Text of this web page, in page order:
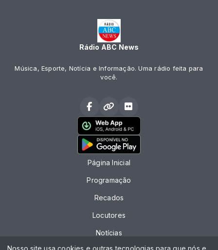
Rádio ABC News
Música, Esporte, Notícia e Informação. Uma rádio feita para
você.
Página Inicial
Programação
Recados
Locutores
Notícias
Nosso site usa cookies e outras tecnologias para que nós e